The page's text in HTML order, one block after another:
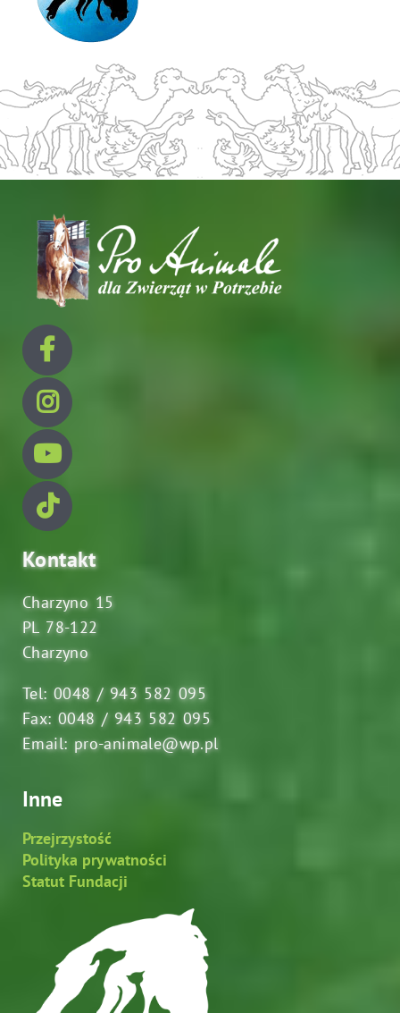
Kontakt
Charzyno 15
PL 78-122
Charzyno
Tel: 0048 / 943 582 095
Fax: 0048 / 943 582 095
Email: pro-animale@wp.pl
Inne
Przejrzystość
Polityka prywatności
Statut Fundacji